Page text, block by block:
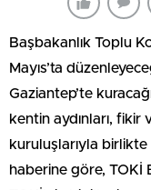
Başbakanlık Toplu
Mayıs’ta
Gaziantep’te
kentin aydınları, fikir
kuruluşlarıyla birlikte
haberine göre, TOKİ